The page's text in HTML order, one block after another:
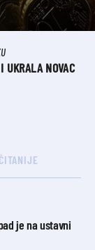
UKRALA NOVAC
je na ustavni